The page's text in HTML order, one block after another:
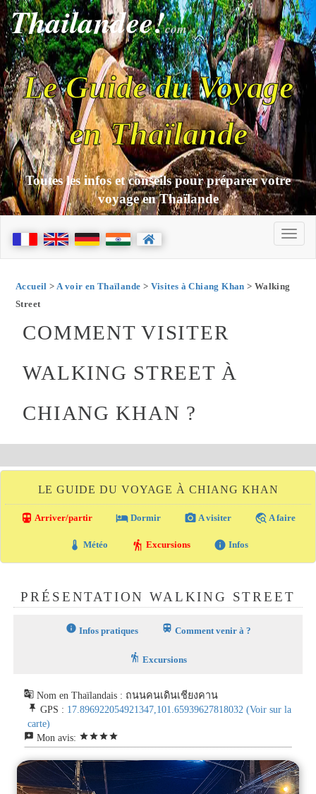
Thailandee!com
Le Guide du Voyage
en Thaïlande
Toutes les infos et conseils pour préparer votre
voyage en Thaïlande
Accueil > A voir en Thaïlande > Visites à Chiang Khan > Walking
Street
COMMENT VISITER
WALKING STREET À
CHIANG KHAN ?
LE GUIDE DU VOYAGE À CHIANG KHAN
directions_transit Arriver/partir local_hotel Dormir photo_camera A visiter travel_explore A faire
thermostat Météo hiking Excursions info Infos
PRÉSENTATION WALKING STREET
info Infos pratiques train Comment venir à ?
hiking Excursions
g_translate Nom en Thaïlandais : ถนนคนเดินเชียงคาน
push_pin GPS : 17.896922054921347,101.65939627818032 (Voir sur la
carte)
reviews Mon avis: starstarstarstar